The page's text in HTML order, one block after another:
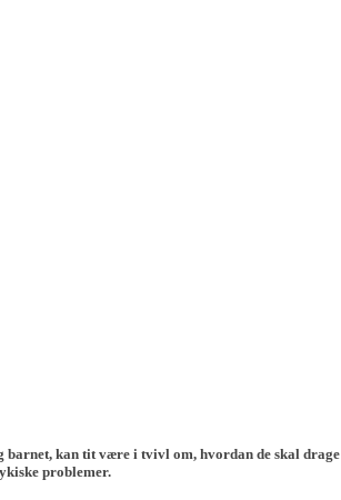
barnet, kan tit være i tvivl om, hvordan de skal drage
problemer.